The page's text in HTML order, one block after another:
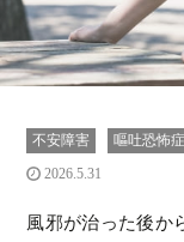
不安障害 嘔吐恐怖症
2026.5.31
風邪が治った後か